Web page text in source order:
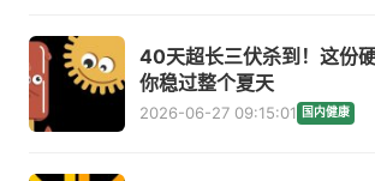
40天超长三伏杀到！这份
你稳过整个夏天
2026-06-27 09:15:01 国内健康